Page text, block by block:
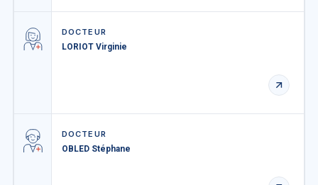
DOCTEUR
LORIOT Virginie
DOCTEUR
OBLED Stéphane